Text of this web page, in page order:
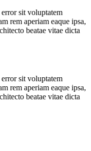
sit voluptatem
rem aperiam eaque ipsa,
beatae vitae dicta
sit voluptatem
rem aperiam eaque ipsa,
beatae vitae dicta